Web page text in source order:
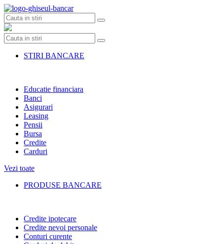
Skip
to
content
STIRI BANCARE
Educatie financiara
Banci
Asigurari
Leasing
Pensii
Bursa
Credite
Carduri
Vezi toate
PRODUSE BANCARE
Credite ipotecare
Credite nevoi personale
Conturi curente